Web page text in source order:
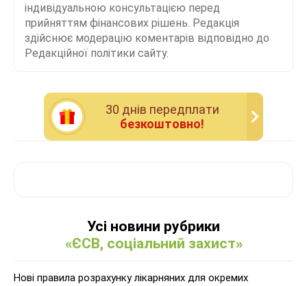
індивідуальною консультацією перед
прийняттям фінансових рішень. Редакція
здійснює модерацію коментарів відповідно до
Редакційної політики сайту.
30 днiв передплати
безкоштовно!
Усі новини рубрики
«ЄСВ, соціальний захист»
Нові правила розрахунку лікарняних для окремих